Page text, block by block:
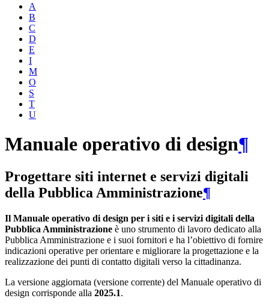
A
B
C
D
E
I
M
O
S
T
U
Manuale operativo di design¶
Progettare siti internet e servizi digitali
della Pubblica Amministrazione¶
Il Manuale operativo di design per i siti e i servizi digitali della
Pubblica Amministrazione è uno strumento di lavoro dedicato alla
Pubblica Amministrazione e i suoi fornitori e ha l’obiettivo di fornire
indicazioni operative per orientare e migliorare la progettazione e la
realizzazione dei punti di contatto digitali verso la cittadinanza.
La versione aggiornata (versione corrente) del Manuale operativo di
design corrisponde alla 2025.1.